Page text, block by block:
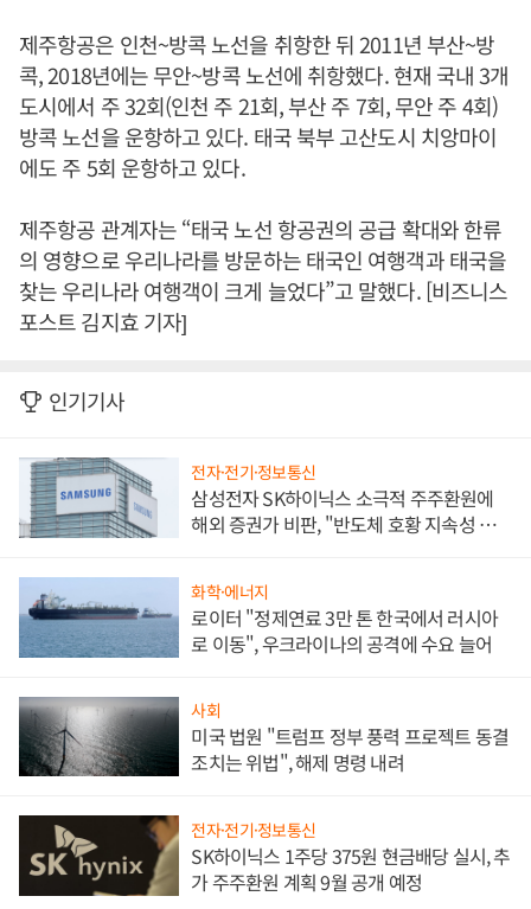
제주항공은 인천~방콕 노선을 취항한 뒤 2011년 부산~방
콕, 2018년에는 무안~방콕 노선에 취항했다. 현재 국내 3개
도시에서 주 32회(인천 주 21회, 부산 주 7회, 무안 주 4회)
방콕 노선을 운항하고 있다. 태국 북부 고산도시 치앙마이
에도 주 5회 운항하고 있다.
제주항공 관계자는 “태국 노선 항공권의 공급 확대와 한류
의 영향으로 우리나라를 방문하는 태국인 여행객과 태국을
찾는 우리나라 여행객이 크게 늘었다”고 말했다. [비즈니스
포스트 김지효 기자]
인기기사
전자·전기·정보통신
삼성전자 SK하이닉스 소극적 주주환원에
해외 증권가 비판, "반도체 호황 지속성 의
화학·에너지
로이터 "정제연료 3만 톤 한국에서 러시아
로 이동", 우크라이나의 공격에 수요 늘어
사회
미국 법원 "트럼프 정부 풍력 프로젝트 동결
조치는 위법", 해제 명령 내려
전자·전기·정보통신
SK하이닉스 1주당 375원 현금배당 실시, 추
가 주주환원 계획 9월 공개 예정